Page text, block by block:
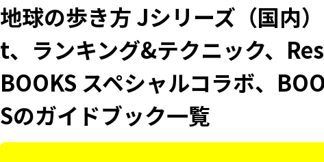
地球の歩き方 Jシリーズ（国内
t、ランキング&テクニック、
BOOKS スペシャルコラボ、
Sのガイドブック一覧